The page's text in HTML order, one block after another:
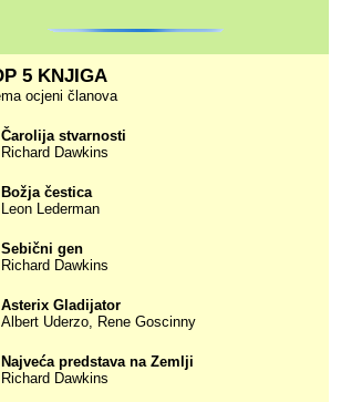
5 KNJIGA
ocjeni članova
Čarolija stvarnosti
Richard Dawkins
Božja čestica
Leon Lederman
Sebični gen
Richard Dawkins
Asterix Gladijator
Albert Uderzo, Rene Goscinny
Najveća predstava na Zemlji
Richard Dawkins